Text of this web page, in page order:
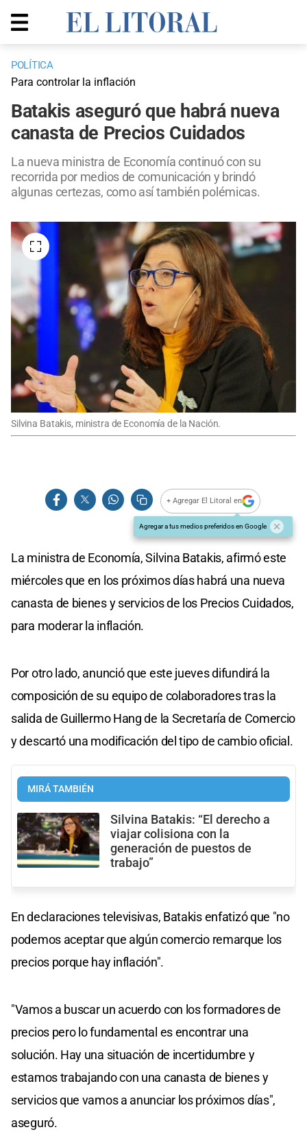
POLÍTICA
Para controlar la inflación
Batakis aseguró que habrá nueva
canasta de Precios Cuidados
La nueva ministra de Economía continuó con su
recorrida por medios de comunicación y brindó
algunas certezas, como así también polémicas.
Silvina Batakis, ministra de Economía de la Nación.
+ Agregar El Litoral en
Agregar a tus medios preferidos en Google
La ministra de Economía, Silvina Batakis, afirmó este
miércoles que en los próximos días habrá una nueva
canasta de bienes y servicios de los Precios Cuidados,
para moderar la inflación.
Por otro lado, anunció que este jueves difundirá la
composición de su equipo de colaboradores tras la
salida de Guillermo Hang de la Secretaría de Comercio
y descartó una modificación del tipo de cambio oficial.
MIRÁ TAMBIÉN
Silvina Batakis: “El derecho a
viajar colisiona con la
generación de puestos de
trabajo”
En declaraciones televisivas, Batakis enfatizó que "no
podemos aceptar que algún comercio remarque los
precios porque hay inflación".
"Vamos a buscar un acuerdo con los formadores de
precios pero lo fundamental es encontrar una
solución. Hay una situación de incertidumbre y
estamos trabajando con una canasta de bienes y
servicios que vamos a anunciar los próximos días",
aseguró.